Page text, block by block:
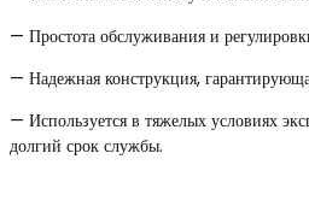
— Простота обслуживания и
— Надежная конструкция,
— Используется в тяжелых условиях
долгий срок службы.